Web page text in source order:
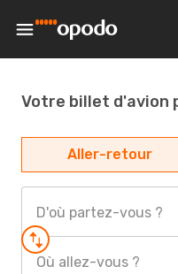
Votre billet d'avion
Aller-retour
D'où partez-vous ?
Où allez-vous ?